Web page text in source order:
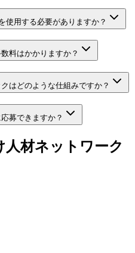
使用する必要がありますか？
料はかかりますか？
はどのような仕組みですか？
募できますか？
材ネットワーク